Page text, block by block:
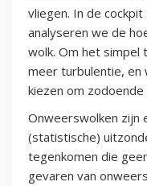
vliegen. In de
analyseren we de
wolk. Om het simpel
meer turbulentie,
kiezen om
Onweerswolken zijn
(statistische)
tegenkomen die
gevaren van